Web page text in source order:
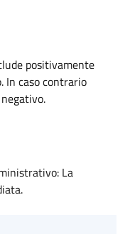
positivamente
In caso contrario
La